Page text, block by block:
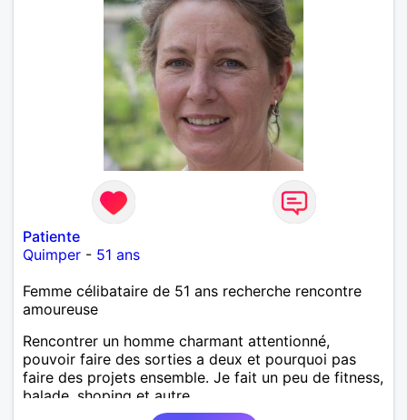
Patiente
Quimper - 51 ans
Femme célibataire de 51 ans recherche rencontre
amoureuse
Rencontrer un homme charmant attentionné,
pouvoir faire des sorties a deux et pourquoi pas
faire des projets ensemble. Je fait un peu de fitness,
balade, shoping et autre.